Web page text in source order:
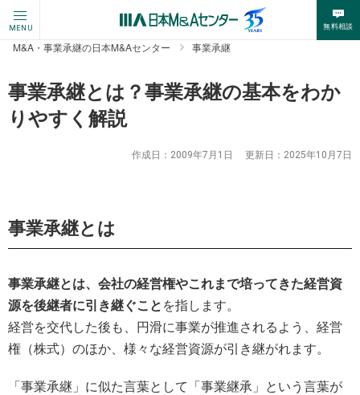
MENU 無料相談
M&A・事業承継の日本M&Aセンター 事業承継
事業承継とは？事業承継の基本をわか
りやすく解説
作成日： 2009年7月1日 更新日： 2025年10月7日
事業承継とは
事業承継とは、会社の経営権やこれまで培ってきた経営資
源を後継者に引き継ぐこと を指します。
経営を交代した後も、円滑に事業が推進されるよう、経営
権（株式）のほか、様々な経営資源が引き継がれます。
「事業承継」に似た言葉として「事業継承」という言葉が